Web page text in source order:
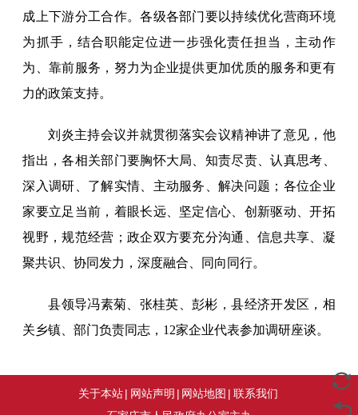
成上下游分工合作。各级各部门要以持续优化营商环境
为抓手，结合职能定位进一步强化责任担当，主动作
为、靠前服务，努力为企业提供更加优质的服务和更有
力的政策支持。
刘炎主持会议并就贯彻落实会议精神讲了意见，他
指出，各相关部门要胸怀大局、知责尽责、认真思考、
深入调研、了解实情、主动服务、解决问题；各位企业
家要立足当前，着眼长远、坚定信心、创新驱动、开拓
视野，规范经营；政企双方要充分沟通、信息共享、凝
聚共识、协同发力，深度融合、同向同行。
县领导冯素菊、张桂英、彭彬，县经济开发区，相
关乡镇、部门负责同志，12家企业代表参加调研座谈。
关于本站| 网站声明 | 网站地图 | 联系我们